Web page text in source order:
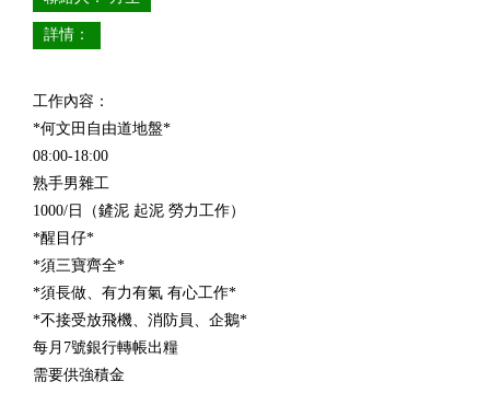
詳情：
工作內容：
*何文田自由道地盤*
08:00-18:00
熟手男雜工
1000/日（鏟泥 起泥 勞力工作）
*醒目仔*
*須三寶齊全*
*須長做、有力有氣 有心工作*
*不接受放飛機、消防員、企鵝*
每月7號銀行轉帳出糧
需要供強積金